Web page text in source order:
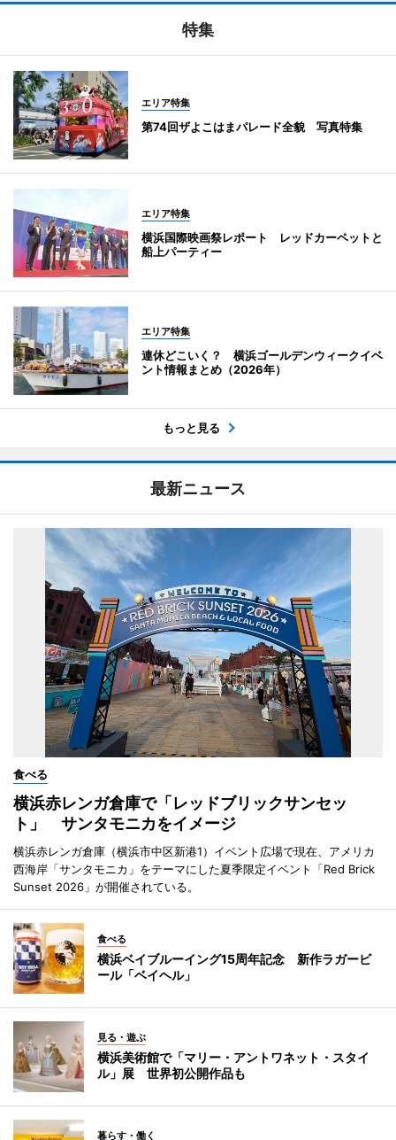
特集
エリア特集
第74回ザよこはまパレード全貌 写真特集
エリア特集
横浜国際映画祭レポート レッドカーペットと
船上パーティー
エリア特集
連休どこいく？ 横浜ゴールデンウィークイベ
ント情報まとめ（2026年）
もっと見る
最新ニュース
食べる
横浜赤レンガ倉庫で「レッドブリックサンセッ
ト」 サンタモニカをイメージ
横浜赤レンガ倉庫（横浜市中区新港1）イベント広場で現在、アメリカ
西海岸「サンタモニカ」をテーマにした夏季限定イベント「Red Brick
Sunset 2026」が開催されている。
食べる
横浜ベイブルーイング15周年記念 新作ラガービ
ール「ベイヘル」
見る・遊ぶ
横浜美術館で「マリー・アントワネット・スタイ
ル」展 世界初公開作品も
暮らす・働く